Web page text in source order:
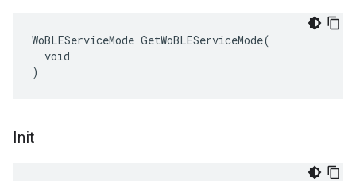
WoBLEServiceMode GetWoBLEServiceMode(
  void
)
Init